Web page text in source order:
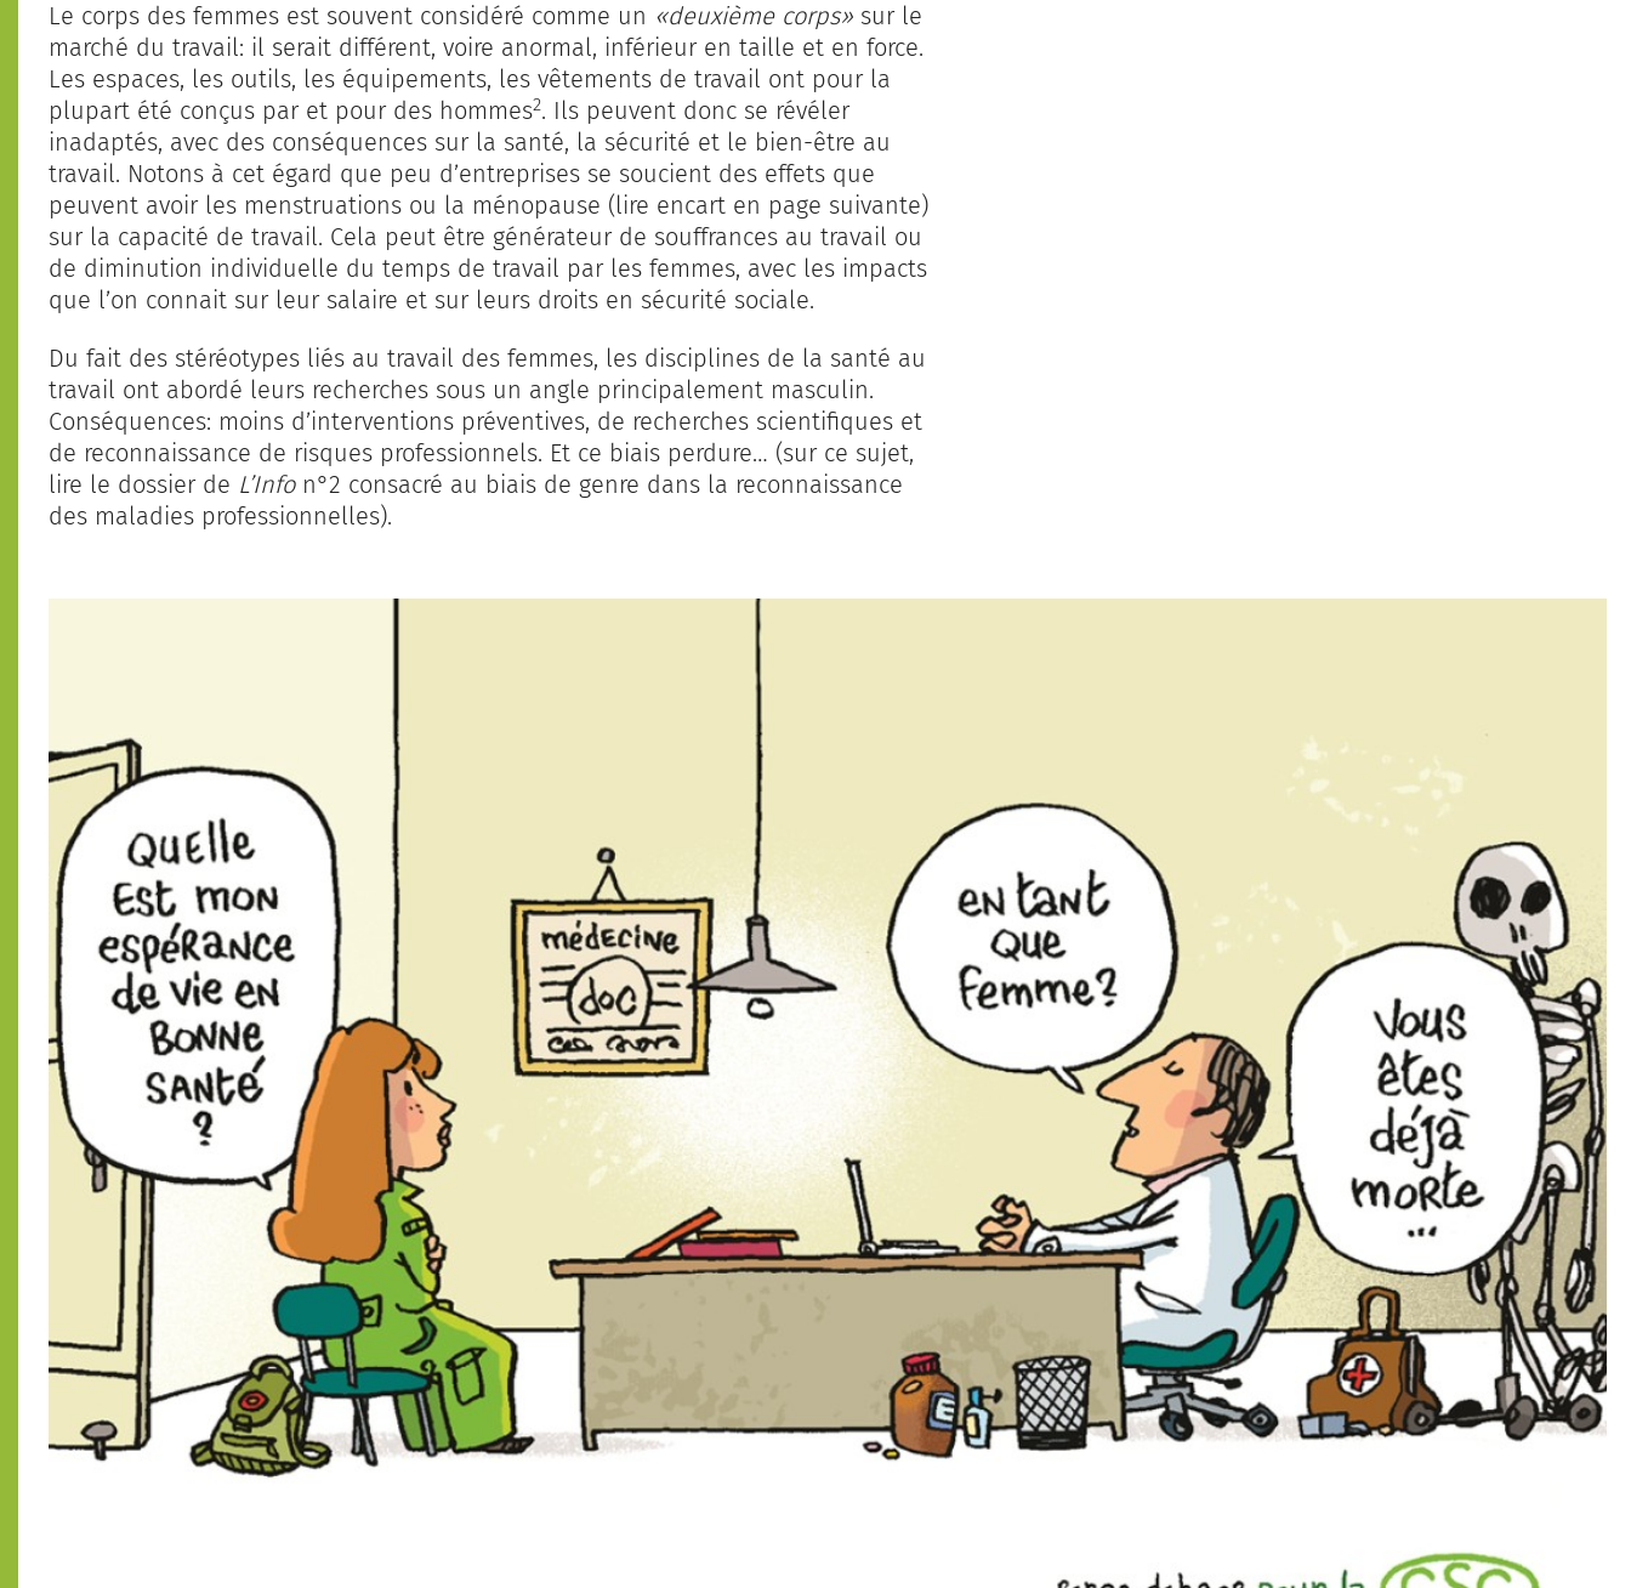
Le corps des femmes est souvent considéré comme un «deuxième corps» sur le
marché du travail: il serait différent, voire anormal, inférieur en taille et en force.
Les espaces, les outils, les équipements, les vêtements de travail ont pour la
plupart été conçus par et pour des hommes2. Ils peuvent donc se révéler
inadaptés, avec des conséquences sur la santé, la sécurité et le bien-être au
travail. Notons à cet égard que peu d’entreprises se soucient des effets que
peuvent avoir les menstruations ou la ménopause (lire encart en page suivante)
sur la capacité de travail. Cela peut être générateur de souffrances au travail ou
de diminution individuelle du temps de travail par les femmes, avec les impacts
que l’on connait sur leur salaire et sur leurs droits en sécurité sociale.
Du fait des stéréotypes liés au travail des femmes, les disciplines de la santé au
travail ont abordé leurs recherches sous un angle principalement masculin.
Conséquences: moins d’interventions préventives, de recherches scientifiques et
de reconnaissance de risques professionnels. Et ce biais perdure… (sur ce sujet,
lire le dossier de L’Info n°2 consacré au biais de genre dans la reconnaissance
des maladies professionnelles).